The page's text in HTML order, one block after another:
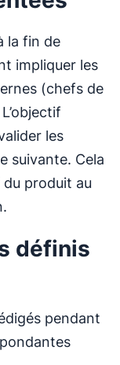
la fin de
impliquer les
(chefs de
les
suivante. Cela
produit au
définis
pendant